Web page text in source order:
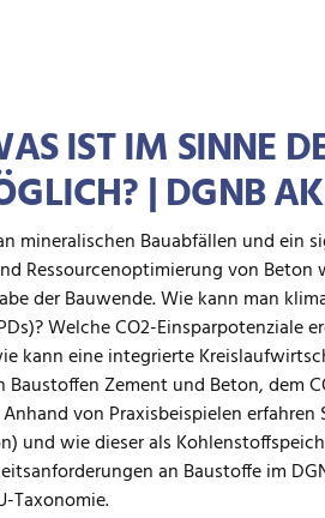
IST IM SINNE
| DGNB
mineralischen Bauabfällen und ein
Ressourcenoptimierung von Beton
der Bauwende. Wie kann man
Welche CO2-Einsparpotenziale
kann eine integrierte
Zement und Beton, dem
von Praxisbeispielen
und wie dieser als
an Baustoffe im
Taxonomie.